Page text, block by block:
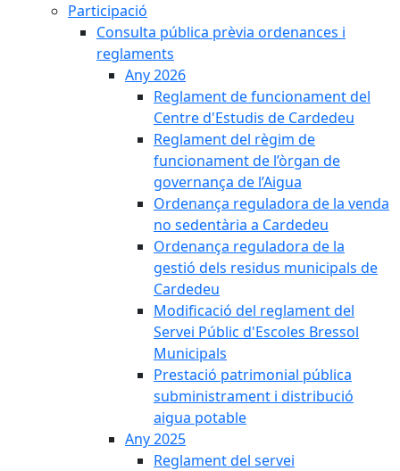
Participació
Consulta pública prèvia ordenances i
reglaments
Any 2026
Reglament de funcionament del
Centre d'Estudis de Cardedeu
Reglament del règim de
funcionament de l’òrgan de
governança de l’Aigua
Ordenança reguladora de la venda
no sedentària a Cardedeu
Ordenança reguladora de la
gestió dels residus municipals de
Cardedeu
Modificació del reglament del
Servei Públic d'Escoles Bressol
Municipals
Prestació patrimonial pública
subministrament i distribució
aigua potable
Any 2025
Reglament del servei